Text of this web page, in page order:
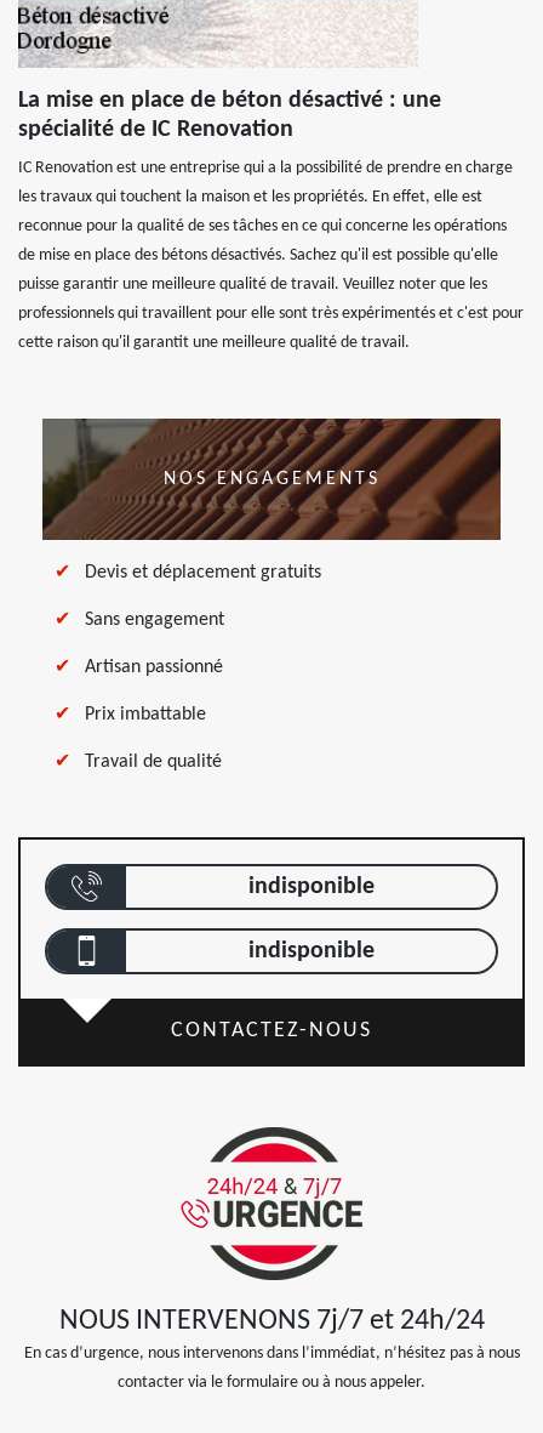
La mise en place de béton désactivé : une
spécialité de IC Renovation
IC Renovation est une entreprise qui a la possibilité de prendre en charge
les travaux qui touchent la maison et les propriétés. En effet, elle est
reconnue pour la qualité de ses tâches en ce qui concerne les opérations
de mise en place des bétons désactivés. Sachez qu'il est possible qu'elle
puisse garantir une meilleure qualité de travail. Veuillez noter que les
professionnels qui travaillent pour elle sont très expérimentés et c'est pour
cette raison qu'il garantit une meilleure qualité de travail.
NOS ENGAGEMENTS
Devis et déplacement gratuits
Sans engagement
Artisan passionné
Prix imbattable
Travail de qualité
indisponible
indisponible
CONTACTEZ-NOUS
NOUS INTERVENONS 7j/7 et 24h/24
En cas d’urgence, nous intervenons dans l’immédiat, n’hésitez pas à nous
contacter via le formulaire ou à nous appeler.